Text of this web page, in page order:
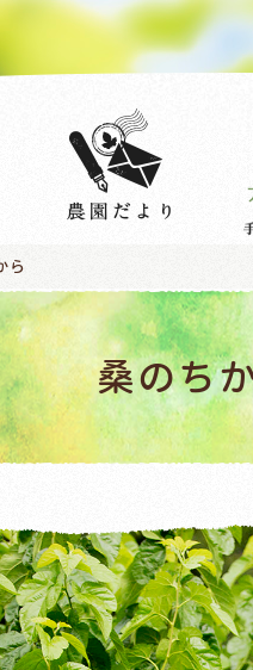
ら
桑のち